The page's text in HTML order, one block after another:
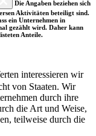
Die Angaben beziehen sich
Aktivitäten beteiligt sind.
ein Unternehmen in
gezählt wird. Daher kann
Anteile.
interessieren wir
von Staaten. Wir
durch ihre
die Art und Weise,
teilweise durch die